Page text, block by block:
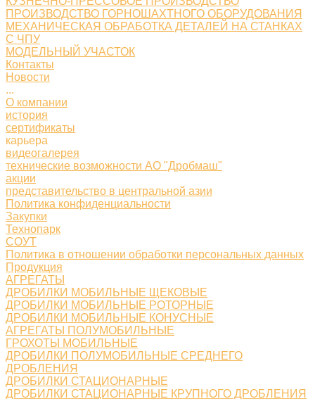
ПРОИЗВОДСТВО ГОРНОШАХТНОГО ОБОРУДОВАНИЯ
МЕХАНИЧЕСКАЯ ОБРАБОТКА ДЕТАЛЕЙ НА СТАНКАХ
С ЧПУ
МОДЕЛЬНЫЙ УЧАСТОК
Контакты
Новости
...
О компании
история
сертификаты
карьера
видеогалерея
технические возможности АО "Дробмаш"
акции
представительство в центральной азии
Политика конфиденциальности
Закупки
Технопарк
СОУТ
Политика в отношении обработки персональных данных
Продукция
АГРЕГАТЫ
ДРОБИЛКИ МОБИЛЬНЫЕ ЩЕКОВЫЕ
ДРОБИЛКИ МОБИЛЬНЫЕ РОТОРНЫЕ
ДРОБИЛКИ МОБИЛЬНЫЕ КОНУСНЫЕ
АГРЕГАТЫ ПОЛУМОБИЛЬНЫЕ
ГРОХОТЫ МОБИЛЬНЫЕ
ДРОБИЛКИ ПОЛУМОБИЛЬНЫЕ СРЕДНЕГО
ДРОБЛЕНИЯ
ДРОБИЛКИ СТАЦИОНАРНЫЕ
ДРОБИЛКИ СТАЦИОНАРНЫЕ КРУПНОГО ДРОБЛЕНИЯ